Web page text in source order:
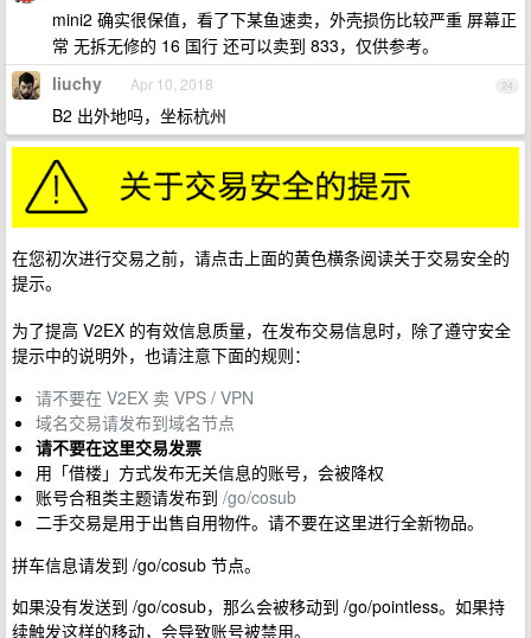
mini2 确实很保值，看了下某鱼速卖，外壳损伤比较严重 屏幕正
常 无拆无修的 16 国行 还可以卖到 833，仅供参考。
24
liuchy Apr 10, 2018
B2 出外地吗，坐标杭州
在您初次进行交易之前，请点击上面的黄色横条阅读关于交易安全的
提示。
为了提高 V2EX 的有效信息质量，在发布交易信息时，除了遵守安全
提示中的说明外，也请注意下面的规则：
请不要在 V2EX 卖 VPS / VPN
域名交易请发布到域名节点
请不要在这里交易发票
用「借楼」方式发布无关信息的账号，会被降权
账号合租类主题请发布到 /go/cosub
二手交易是用于出售自用物件。请不要在这里进行全新物品。
拼车信息请发到 /go/cosub 节点。
如果没有发送到 /go/cosub，那么会被移动到 /go/pointless。如果持
续触发这样的移动，会导致账号被禁用。